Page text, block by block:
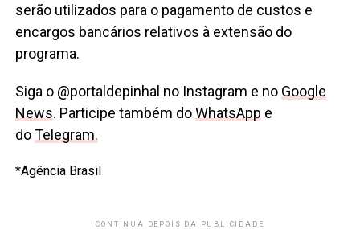
serão utilizados para o pagamento de custos e
encargos bancários relativos à extensão do
programa.
Siga o @portaldepinhal no Instagram e no Google
News. Participe também doWhatsApp e
doTelegram.
*Agência Brasil
CONTINUA DEPOIS DA PUBLICIDADE